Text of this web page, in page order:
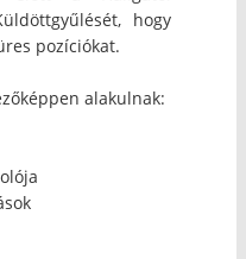
hogy
pozíciókat.
alakulnak: